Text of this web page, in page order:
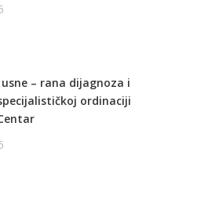
– rana dijagnoza i
ordinaciji